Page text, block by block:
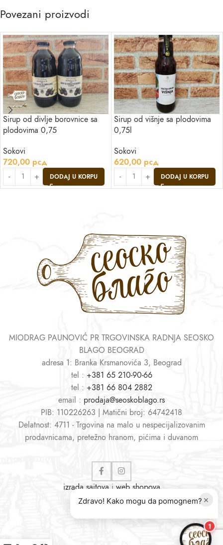
Povezani proizvodi
Sirup od divlje borovnice sa
plodovima 0,75
Sokovi
720,00 рсд
DODAJ U KORPU
Sirup od višnje sa plodovima
0,75l
Sokovi
620,00 рсд
DODAJ U KORPU
MIODRAG PAUNOVIĆ PR TRGOVINSKA RADNJA SEOSKO
BLAGO BEOGRAD
adresa 1: Branka Krsmanovića 3, Beograd
tel : +381 65 210-90-66
tel : +381 66 804 2882
email : prodaja@seoskoblago.rs
PIB: 110226263 | Matični broj: 64742418
Delatnost: 4711 - Trgovina na malo u nespecijalizovanim
prodavnicama, pretežno hranom, pićima i duvanom
izrada sajtovai web shopova
×
Zdravo! Kako mogu da pomognem?
1